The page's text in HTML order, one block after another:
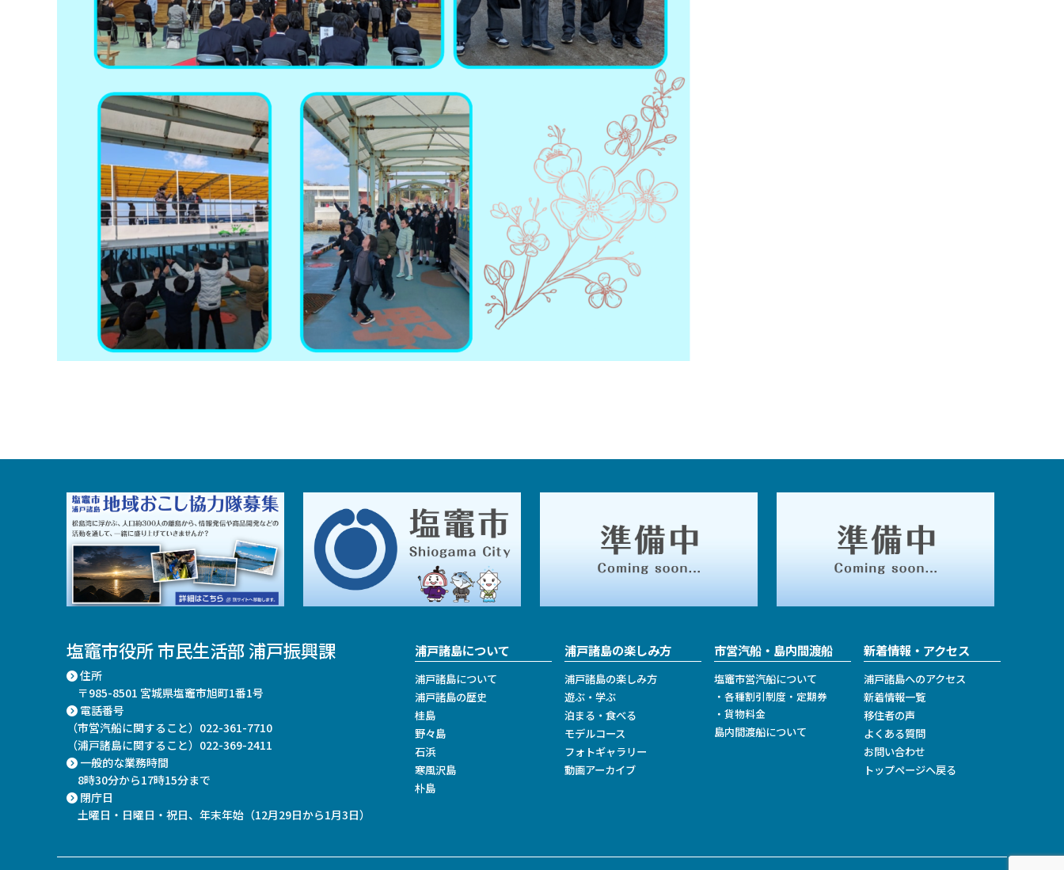
塩竈市役所 市民生活部 浦戸振興課
住所
〒985-8501 宮城県塩竈市旭町1番1号
電話番号
（市営汽船に関すること）022-361-7710
（浦戸諸島に関すること）022-369-2411
一般的な業務時間
8時30分から17時15分まで
閉庁日
土曜日・日曜日・祝日、年末年始 （12月29日から1月3日）
浦戸諸島について
浦戸諸島について
浦戸諸島の歴史
桂島
野々島
石浜
寒風沢島
朴島
浦戸諸島の楽しみ方
浦戸諸島の楽しみ方
遊ぶ・学ぶ
泊まる・食べる
モデルコース
フォトギャラリー
動画アーカイブ
市営汽船・島内間渡船
塩竈市営汽船について
・各種割引制度・定期券
・貨物料金
島内間渡船について
新着情報・アクセス
浦戸諸島へのアクセス
新着情報一覧
移住者の声
よくある質問
お問い合わせ
トップページへ戻る